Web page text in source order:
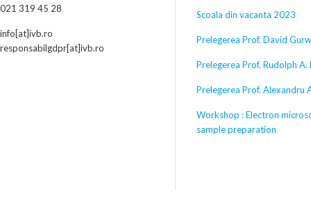
021 319 45 28
info[at]ivb.ro
responsabilgdpr[at]ivb.ro
Scoala din vacanta 2023
Prelegerea Prof. David
Prelegerea Prof. Rudolph A.
Prelegerea Prof. Alexandru
Workshop : Electron
sample preparation